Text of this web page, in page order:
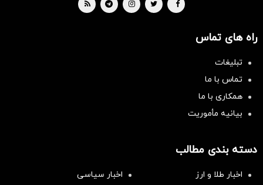
راه های تماس
تبلیغات
تماس با ما
همکاری با ما
بیانیه مأموریت
دسته بندی مطالب
اخبار طلا و ارز
اخبار سیاسی